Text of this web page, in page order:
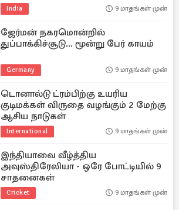
India 9 மாதங்கள் முன்
ஜேர்மன் நகரமொன்றில்
துப்பாக்கிச்சூடு... மூன்று பேர் காயம்
Germany 9 மாதங்கள் முன்
டொனால்டு ட்ரம்பிற்கு உயரிய
குடிமக்கள் விருதை வழங்கும் 2 மேற்கு
ஆசிய நாடுகள்
International 9 மாதங்கள் முன்
இந்தியாவை வீழ்த்திய
அவுஸ்திரேலியா - ஒரே போட்டியில் 9
சாதனைகள்
Cricket 9 மாதங்கள் முன்